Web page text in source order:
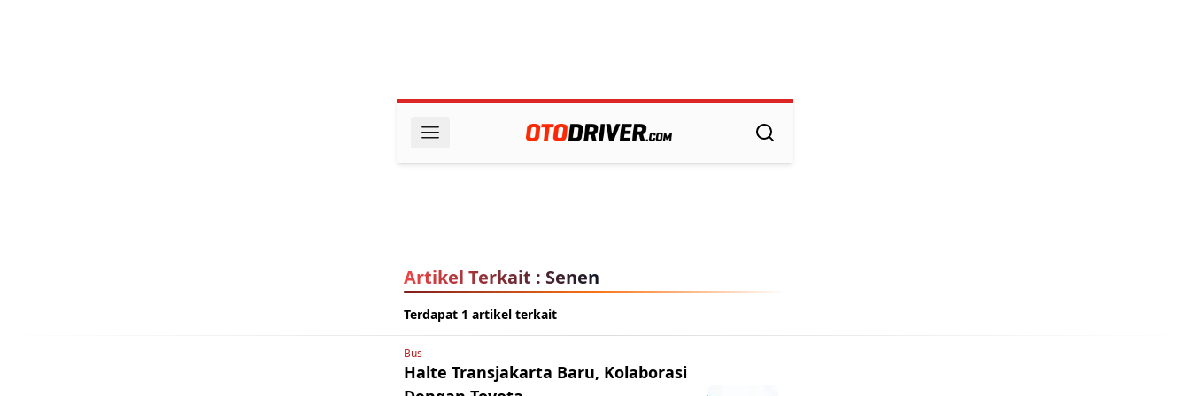
Artikel Terkait : Senen
Terdapat 1 artikel terkait
Bus
Halte Transjakarta Baru, Kolaborasi